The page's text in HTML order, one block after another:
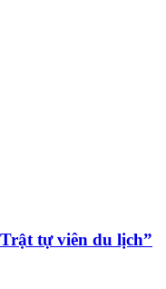
tự viên du lịch”